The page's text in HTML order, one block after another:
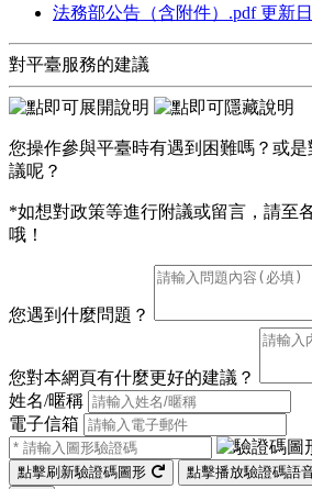
法務部公告（含附件）.pdf更新
對平臺服務的建議
您操作參與平臺時有遇到困難嗎？或
議呢？
*如想對政策等進行附議或留言，請至
哦！
您遇到什麼問題？
您對本網頁有什麼更好的建議？
姓名/暱稱
電子信箱
點擊刷新驗證碼圖形
點擊播放驗證碼語